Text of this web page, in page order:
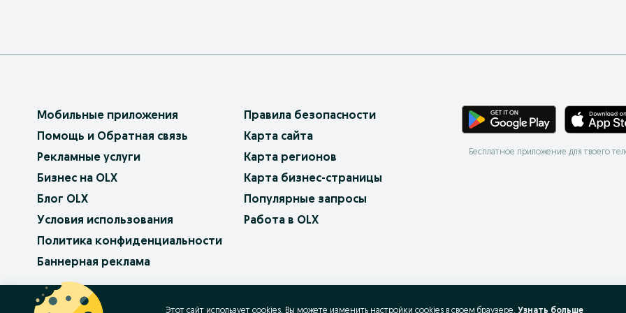
Мобильные приложения
Помощь и Обратная связь
Рекламные услуги
Бизнес на OLX
Блог OLX
Условия использования
Политика конфиденциальности
Баннерная реклама
Правила безопасности
Карта сайта
Карта регионов
Карта бизнес-страницы
Популярные запросы
Работа в OLX
Бесплатное приложение для твоего
OLX.bg
Этот сайт использует cookies. Вы можете изменить настройки cookies в своeм браузере. Узнать больше